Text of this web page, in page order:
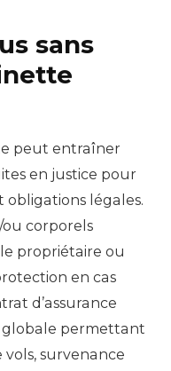
sans
peut entraîner
en justice pour
obligations légales.
ou corporels
propriétaire ou
en cas
d’assurance
permettant
vols, survenance